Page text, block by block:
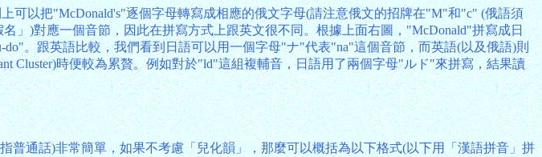
可以把"McDonald's"逐個字母轉寫成相應的俄文字母(請注意俄文的招牌在"M"和"c" (俄語須
」)對應一個音節，因此在拼寫方式上跟英文很不同。根據上面右圖，"McDonald"拼寫成日
。跟英語比較，我們看到日語可以用一個字母"ナ"代表"na"這個音節，而英語(以及俄語)則
Cluster)時便較為累贅。例如對於"ld"這組複輔音，日語用了兩個字母"ルド"來拼寫，結果讀
通話)非常簡單，如果不考慮「兒化韻」，那麼可以概括為以下格式(以下用「漢語拼音」拼